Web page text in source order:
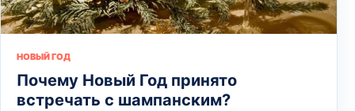
НОВЫЙ ГОД
Почему Новый Год принято
встречать с шампанским?